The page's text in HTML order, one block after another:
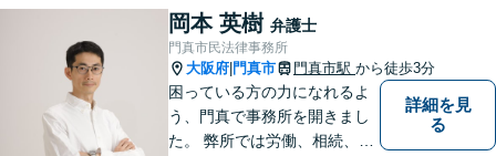
全力でサポートいたします。
岡本 英樹 弁護士
門真市民法律事務所
大阪府 門真市 門真市駅 から徒歩3分
困っている方の力になれるよ
う、門真で事務所を開きまし
た。 弊所では労働、相続、離
詳細を見
る